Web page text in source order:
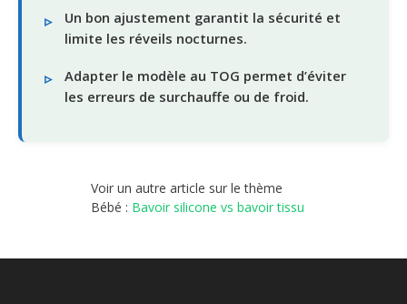
Un bon ajustement garantit la sécurité et
limite les réveils nocturnes.
Adapter le modèle au TOG permet d’éviter
les erreurs de surchauffe ou de froid.
Voir un autre article sur le thème
Bébé : Bavoir silicone vs bavoir tissu